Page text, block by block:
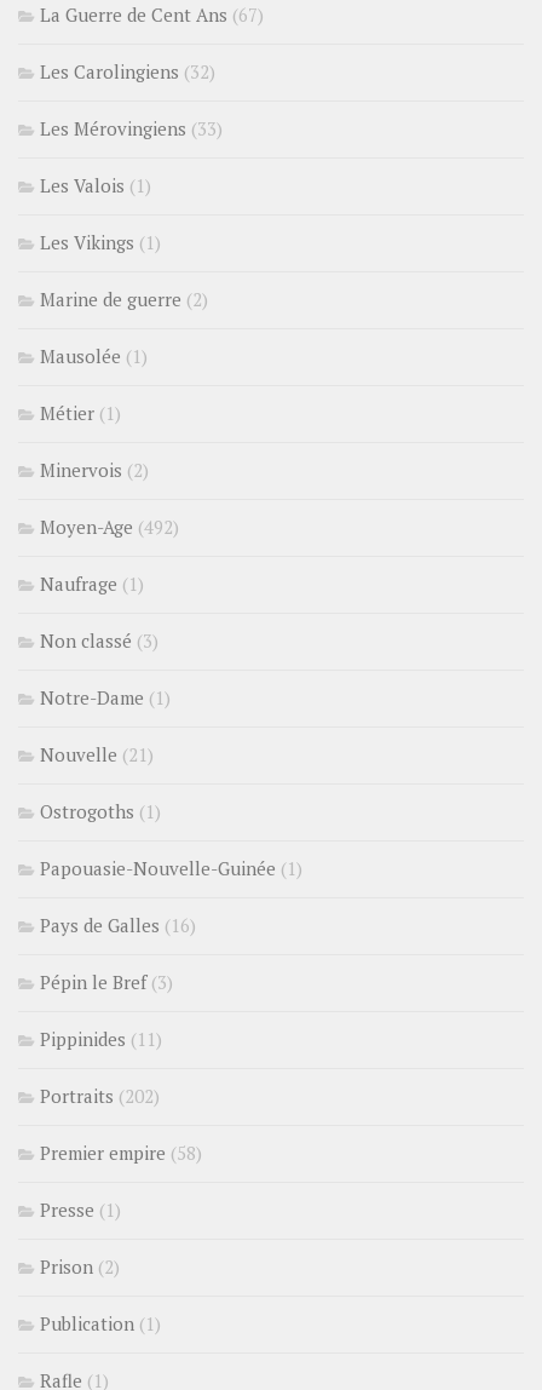
La Guerre de Cent Ans (67)
Les Carolingiens (32)
Les Mérovingiens (33)
Les Valois (1)
Les Vikings (1)
Marine de guerre (2)
Mausolée (1)
Métier (1)
Minervois (2)
Moyen-Age (492)
Naufrage (1)
Non classé (3)
Notre-Dame (1)
Nouvelle (21)
Ostrogoths (1)
Papouasie-Nouvelle-Guinée (1)
Pays de Galles (16)
Pépin le Bref(3)
Pippinides (11)
Portraits (202)
Premier empire (58)
Presse (1)
Prison (2)
Publication (1)
Rafle (1)